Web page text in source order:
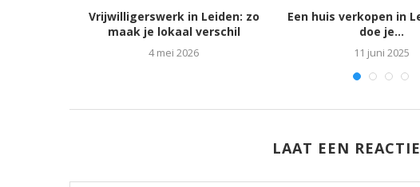
Vrijwilligerswerk in Leiden: zo
maak je lokaal verschil
4 mei 2026
Een huis verkopen in
doe je...
11 juni 2025
LAAT EEN